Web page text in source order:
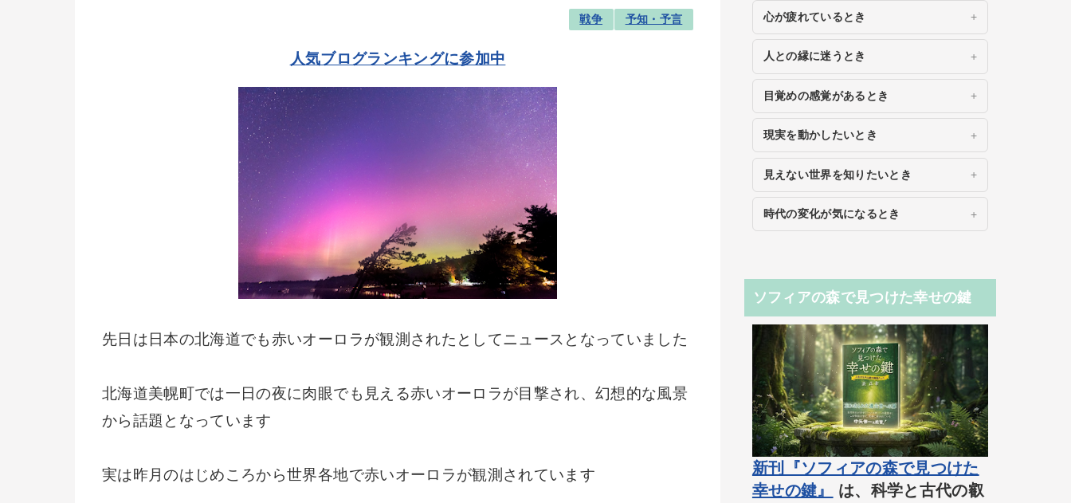
戦争 予知・予言
人気ブログランキングに参加中
先日は日本の北海道でも赤いオーロラが観測されたとしてニュースとなっていました
北海道美幌町では一日の夜に肉眼でも見える赤いオーロラが目撃され、幻想的な風景
から話題となっています
実は昨月のはじめころから世界各地で赤いオーロラが観測されています
心が疲れているとき
人との縁に迷うとき
目覚めの感覚があるとき
現実を動かしたいとき
見えない世界を知りたいとき
時代の変化が気になるとき
ソフィアの森で見つけた幸せの鍵
新刊『ソフィアの森で見つけた
幸せの鍵』
は、科学と古代の叡